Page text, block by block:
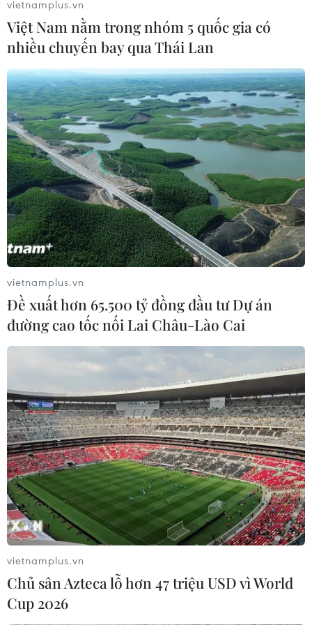
vietnamplus.vn
Việt Nam nằm trong nhóm 5 quốc gia có
nhiều chuyến bay qua Thái Lan
vietnamplus.vn
Đề xuất hơn 65.500 tỷ đồng đầu tư Dự án
đường cao tốc nối Lai Châu-Lào Cai
vietnamplus.vn
Chủ sân Azteca lỗ hơn 47 triệu USD vì World
Cup 2026